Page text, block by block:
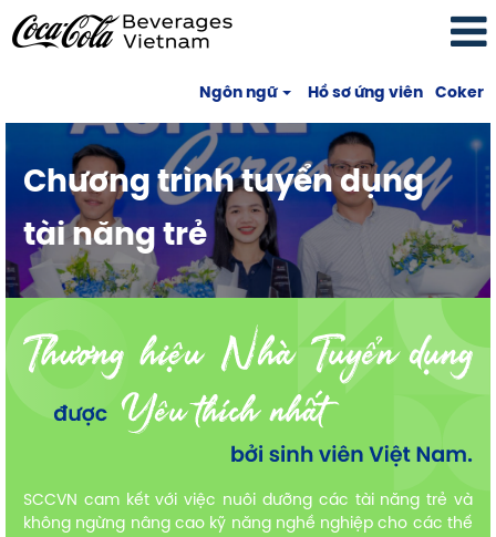
Ngôn ngữ Hồ sơ ứng viên Coker
Chương trình tuyển dụng
tài năng trẻ
SCCVN cam kết với việc nuôi dưỡng các tài năng trẻ và
không ngừng nâng cao kỹ năng nghề nghiệp cho các thế